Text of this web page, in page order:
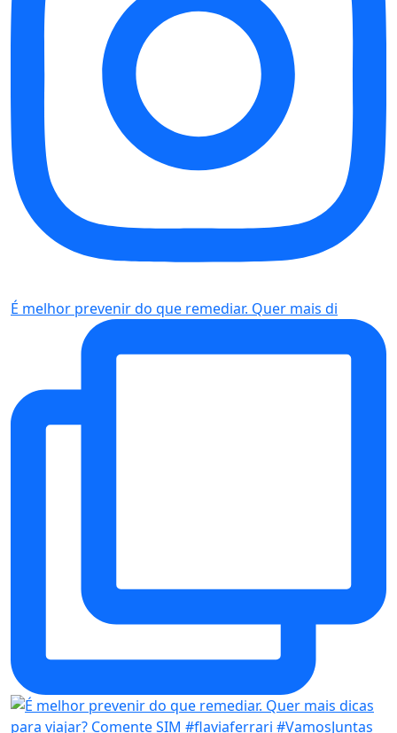
É melhor prevenir do que remediar. Quer mais di